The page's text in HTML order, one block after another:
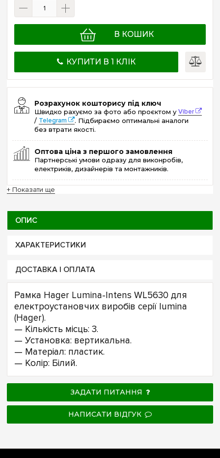
В КОШИК
КУПИТИ В 1 КЛІК
Розрахунок кошторису під ключ
Швидко рахуємо за фото або проєктом уViber
/ Telegram
. Підбираємо оптимальні аналоги
без втрати якості.
Оптова ціна з першого замовлення
Партнерські умови одразу для виконробів,
електриків, дизайнерів та монтажників.
+ Показати ще
ОПИС
ХАРАКТЕРИСТИКИ
ДОСТАВКА І ОПЛАТА
Рамка Hager Lumina-Intens WL5630 для
електроустановчих виробів серії lumina
(Hager).
— Кількість місць: 3.
— Установка: вертикальна.
— Матеріал: пластик.
— Колір: Білий.
ЗАДАТИ ПИТАННЯ
НАПИСАТИ ВІДГУК